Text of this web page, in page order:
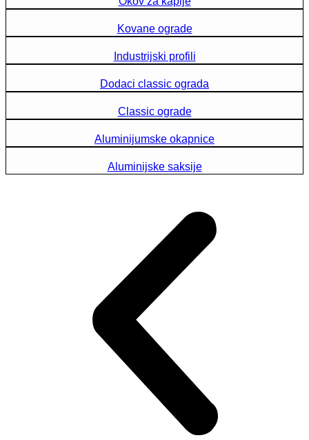
Kovane ograde
Industrijski profili
Dodaci classic ograda
Classic ograde
Aluminijumske okapnice
Aluminijske saksije